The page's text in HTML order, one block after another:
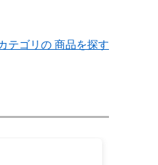
テゴリの 商品を探す